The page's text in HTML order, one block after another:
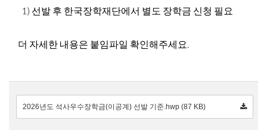
1) 선발 후 한국장학재단에서 별도 장학금 신청 필요
더 자세한 내용은 붙임파일 확인해주세요.
2026년도 석사우수장학금(이공계) 선발 기준.hwp (87 KB)